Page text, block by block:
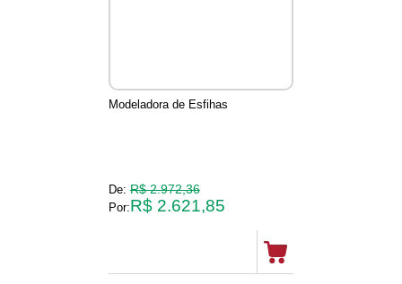
Modeladora de Esfihas
De: R$ 2.972,36
Por:R$ 2.621,85